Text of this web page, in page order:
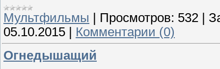
Мультфильмы Просмотров: 532
05.10.2015
Комментарии (0)
Огнедышащий